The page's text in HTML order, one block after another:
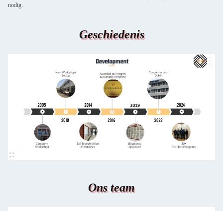
nodig.
Geschiedenis
Ons team